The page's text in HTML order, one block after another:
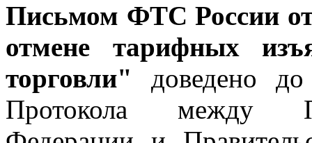
Письмом ФТС России
отмене тарифных
торговли" доведено
Протокола между